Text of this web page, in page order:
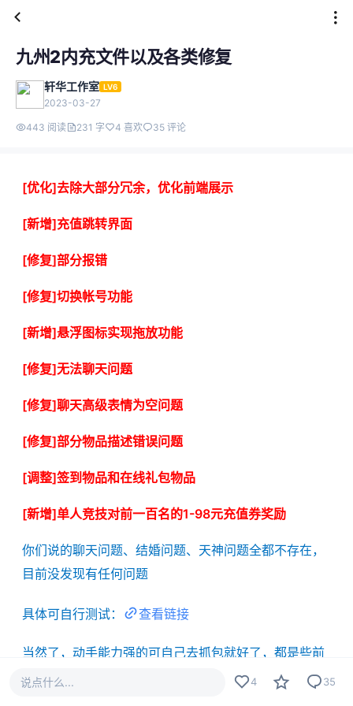
九州2内充文件以及各类修复
轩华工作室 LV6
2023-03-27
443 阅读 231 字 4 喜欢 35 评论
[优化]去除大部分冗余，优化前端展示
[新增]充值跳转界面
[修复]部分报错
[修复]切换帐号功能
[新增]悬浮图标实现拖放功能
[修复]无法聊天问题
[修复]聊天高级表情为空问题
[修复]部分物品描述错误问题
[调整]签到物品和在线礼包物品
[新增]单人竞技对前一百名的1-98元充值券奖励
你们说的聊天问题、结婚问题、天神问题全都不存在，
目前没发现有任何问题
具体可自行测试： 查看链接
当然了，动手能力强的可自己去抓包就好了，都是些前
端的东西
说点什么... 4 35